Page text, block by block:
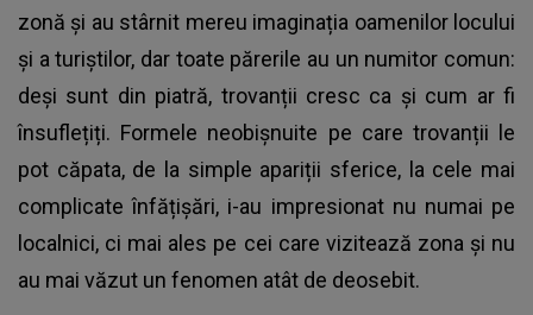
zonă și au stârnit mereu imaginația oamenilor locului
și a turiștilor, dar toate părerile au un numitor comun:
deși sunt din piatră, trovanții cresc ca și cum ar fi
însuflețiți. Formele neobișnuite pe care trovanții le
pot căpata, de la simple apariții sferice, la cele mai
complicate înfățișări, i-au impresionat nu numai pe
localnici, ci mai ales pe cei care vizitează zona și nu
au mai văzut un fenomen atât de deosebit.